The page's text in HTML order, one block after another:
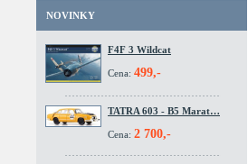
NOVINKY
F4F 3 Wildcat
Cena: 499,-
TATRA 603 - B5 Marat…
Cena: 2 700,-